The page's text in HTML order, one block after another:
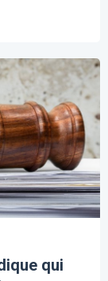
qui